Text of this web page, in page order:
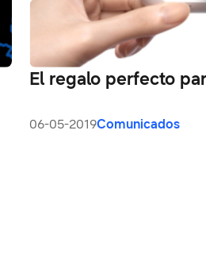
El regalo perfecto
06-05-2019Comunicados